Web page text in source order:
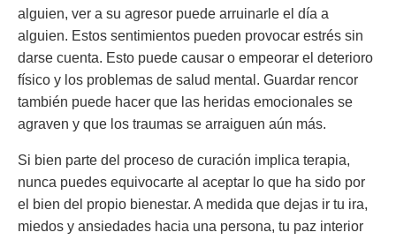
alguien, ver a su agresor puede arruinarle el día a
alguien. Estos sentimientos pueden provocar estrés sin
darse cuenta. Esto puede causar o empeorar el deterioro
físico y los problemas de salud mental. Guardar rencor
también puede hacer que las heridas emocionales se
agraven y que los traumas se arraiguen aún más.
Si bien parte del proceso de curación implica terapia,
nunca puedes equivocarte al aceptar lo que ha sido por
el bien del propio bienestar. A medida que dejas ir tu ira,
miedos y ansiedades hacia una persona, tu paz interior